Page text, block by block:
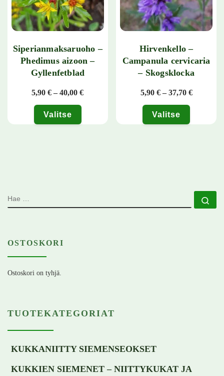
Siperianmaksaruoho –
Phedimus aizoon –
Gyllenfetblad
5,90€ – 40,00€Hintaluokka: 5,90 € - 40,00 €
Valitse
Hirvenkello –
Campanula cervicaria
– Skogsklocka
5,90 € – 37,70 €
Valitse
HAE
OSTOSKORI
Ostoskori on tyhjä.
TUOTEKATEGORIAT
KUKKANIITTY SIEMENSEOKSET
KUKKIEN SIEMENET – NIITTYKUKAT JA